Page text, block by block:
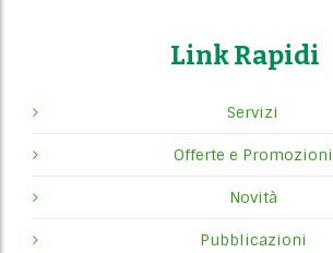
Link Rapidi
Servizi
Offerte e Promozioni
Novità
Pubblicazioni